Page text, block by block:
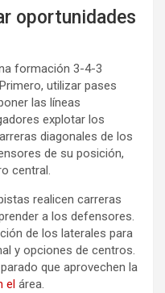
oportunidades
formación 3-4-3
utilizar pases
las líneas
explotar los
diagonales de los
de su posición,
central.
realicen carreras
a los defensores.
de los laterales para
y opciones de centros.
que aprovechen la
el área.